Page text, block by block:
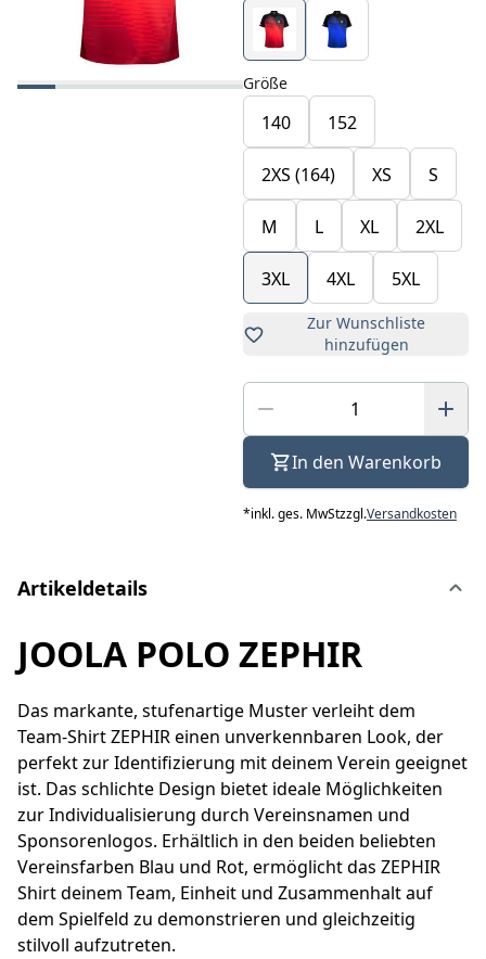
Größe
140 152
2XS (164) XS S
M L XL 2XL
3XL 4XL 5XL
Zur Wunschliste
hinzufügen
In den Warenkorb
*inkl. ges. MwStzzgl.Versandkosten
Artikeldetails
JOOLA POLO ZEPHIR
Das markante, stufenartige Muster verleiht dem
Team-Shirt ZEPHIR einen unverkennbaren Look, der
perfekt zur Identifizierung mit deinem Verein geeignet
ist. Das schlichte Design bietet ideale Möglichkeiten
zur Individualisierung durch Vereinsnamen und
Sponsorenlogos. Erhältlich in den beiden beliebten
Vereinsfarben Blau und Rot, ermöglicht das ZEPHIR
Shirt deinem Team, Einheit und Zusammenhalt auf
dem Spielfeld zu demonstrieren und gleichzeitig
stilvoll aufzutreten.